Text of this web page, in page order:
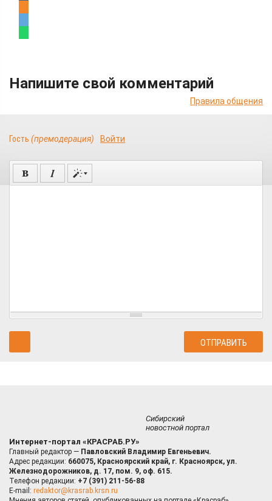
Напишите свой комментарий
Правила общения
Гость (премодерация) Войти
Сибирский
новостной портал
Интернет-портал «КРАСРАБ.РУ»
Главный редактор — Павловский Владимир Евгеньевич.
Адрес редакции: 660075, Красноярский край, г. Красноярск, ул.
Железнодорожников, д. 17, пом. 9, оф. 615.
Телефон редакции: +7 (391) 211-56-88
E-mail: redaktor@krasrab.krsn.ru